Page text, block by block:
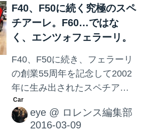
っこよく乗り込むか」 です！
（多分！） あからさまにかっ
こいい オープンカーのオーナ
とがあるであろう、 ジャンピ
ング・イン です。乗り込む前
にターンを加えているところ
が良いですね。車に乗り込み
ながらも脚力を見せ付け、男
F40、F50に続く究極のスペ
チアーレ。F60…ではな
く、エンツォフェラーリ。
F40、F50に続き、フェラーリ
の創業55周年を記念して2002
年に生み出されたスペチアー
レ（限定生産車）、エンツォ
フェラーリ。 F60…ではなか
った。 発表前には各方面から
eye @ ロレンス編集部